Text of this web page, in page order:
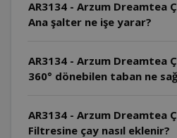
AR3134 - Arzum Dreamtea
Ana şalter ne işe yarar?
AR3134 - Arzum Dreamtea
360° dönebilen taban ne
AR3134 - Arzum Dreamtea
Filtresine çay nasıl eklenir?